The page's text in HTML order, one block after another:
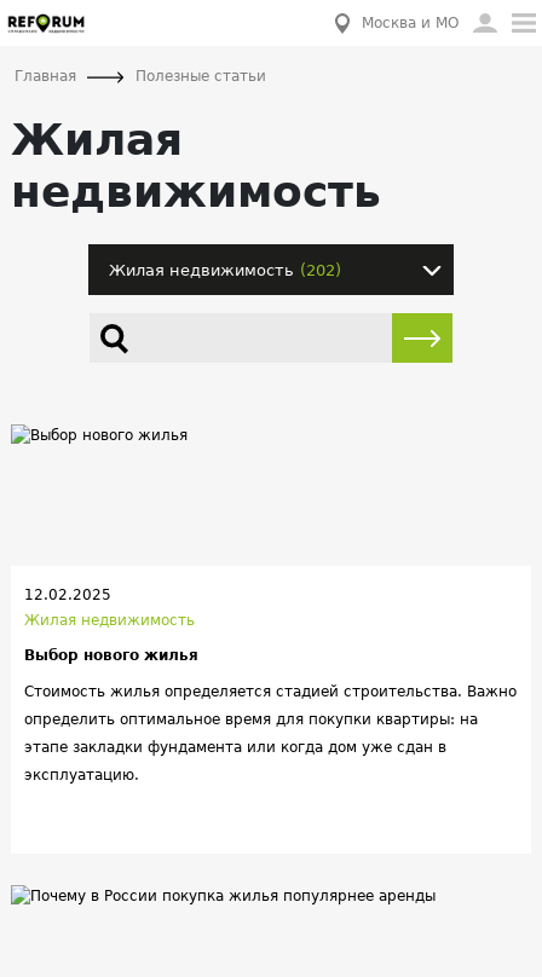
Москва и МО
Главная Полезные статьи
Жилая
недвижимость
Жилая недвижимость (202)
12.02.2025
Жилая недвижимость
Выбор нового жилья
Стоимость жилья определяется стадией строительства. Важно
определить оптимальное время для покупки квартиры: на
этапе закладки фундамента или когда дом уже сдан в
эксплуатацию.